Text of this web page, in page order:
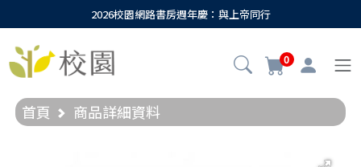
2026校園網路書房週年慶：與上帝同行
0
首頁 商品詳細資料